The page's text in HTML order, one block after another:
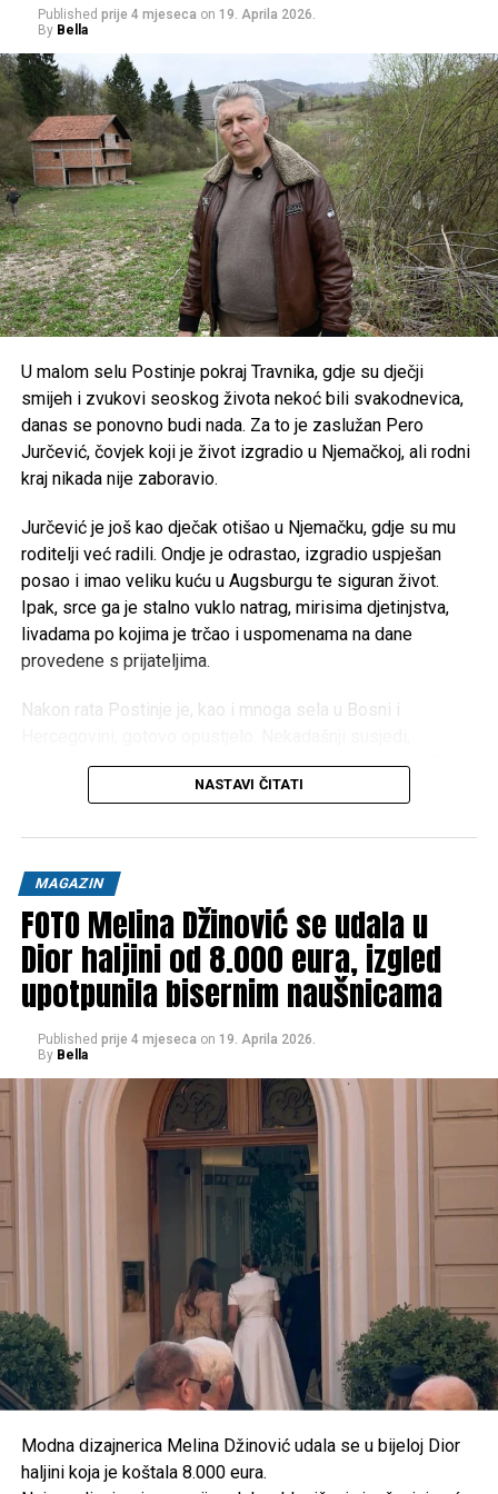
Podsjetimo, Melina se jučer udala za britanskog
Monaku. Nakon toga par je jahtom doplovio do Portofina
gdje je u večernjim satima počelo i slavlje koje će trajati tri
dana.
Share Post
Share
Tweet Share
Mail
Published prije 4 mjeseca on 19. Aprila 2026.
By Bella
U malom selu Postinje pokraj Travnika, gdje su dječji
smijeh i zvukovi seoskog života nekoć bili svakodnevica,
danas se ponovno budi nada. Za to je zaslužan Pero
Jurčević, čovjek koji je život izgradio u Njemačkoj, ali rodni
kraj nikada nije zaboravio.
Jurčević je još kao dječak otišao u Njemačku, gdje su mu
roditelji već radili. Ondje je odrastao, izgradio uspješan
posao i imao veliku kuću u Augsburgu te siguran život.
Ipak, srce ga je stalno vuklo natrag, mirisima djetinjstva,
livadama po kojima je trčao i uspomenama na dane
provedene s prijateljima.
Nakon rata Postinje je, kao i mnoga sela u Bosni i
raseljeni po svijetu, počeli su prodavati kuće i imanja. Tada
je Pero donio životnu odluku: prodao je kuću u Njemačkoj i
njive. Gotovo pola sela danas je ponovno u jednim rukama,
ali s ciljem da ono opet oživi”, priča Pero, pokazujući
prostranstva na kojima je kao dječak čuvao krave.
NASTAVI ČITATI
MAGAZIN
FOTO Melina Džinović se udala u
Dior haljini od 8.000 eura, izgled
upotpunila bisernim naušnicama
Published prije 4 mjeseca on 19. Aprila 2026.
By Bella
Modna dizajnerica Melina Džinović udala se u bijeloj Dior
haljini koja je koštala 8.000 eura.